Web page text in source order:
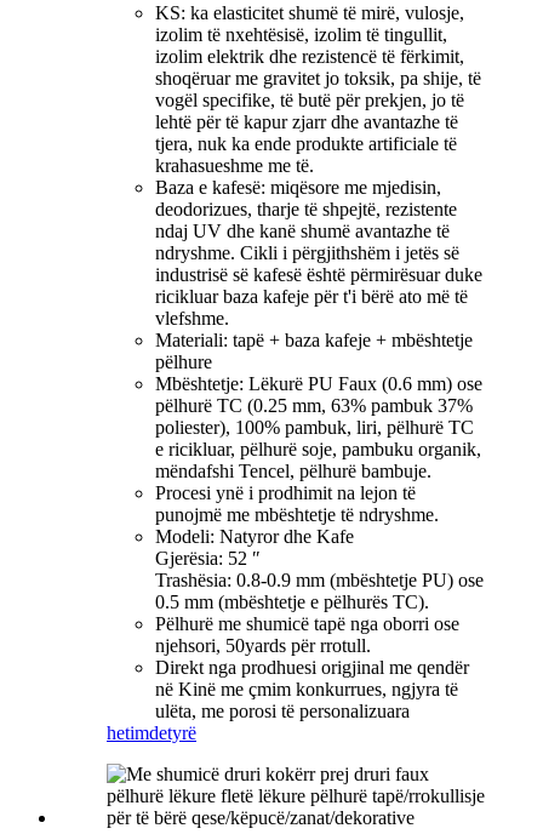
KS: ka elasticitet shumë të mirë, vulosje,
izolim të nxehtësisë, izolim të tingullit,
izolim elektrik dhe rezistencë të fërkimit,
shoqëruar me gravitet jo toksik, pa shije, të
vogël specifike, të butë për prekjen, jo të
lehtë për të kapur zjarr dhe avantazhe të
tjera, nuk ka ende produkte artificiale të
krahasueshme me të.
Baza e kafesë: miqësore me mjedisin,
deodorizues, tharje të shpejtë, rezistente
ndaj UV dhe kanë shumë avantazhe të
ndryshme. Cikli i përgjithshëm i jetës së
industrisë së kafesë është përmirësuar duke
ricikluar baza kafeje për t'i bërë ato më të
vlefshme.
Materiali: tapë + baza kafeje + mbështetje
pëlhure
Mbështetje: Lëkurë PU Faux (0.6 mm) ose
pëlhurë TC (0.25 mm, 63% pambuk 37%
poliester), 100% pambuk, liri, pëlhurë TC
e ricikluar, pëlhurë soje, pambuku organik,
mëndafshi Tencel, pëlhurë bambuje.
Procesi ynë i prodhimit na lejon të
punojmë me mbështetje të ndryshme.
Modeli: Natyror dhe Kafe
Gjerësia: 52 ″
Trashësia: 0.8-0.9 mm (mbështetje PU) ose
0.5 mm (mbështetje e pëlhurës TC).
Pëlhurë me shumicë tapë nga oborri ose
njehsori, 50yards për rrotull.
Direkt nga prodhuesi origjinal me qendër
në Kinë me çmim konkurrues, ngjyra të
ulëta, me porosi të personalizuara
hetimdetyrë